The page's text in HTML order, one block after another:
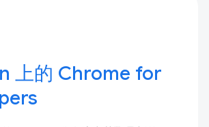
上的 Chrome for